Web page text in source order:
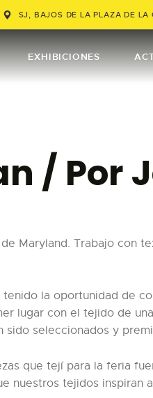
SJ, BAJOS DE LA PLAZA DE LA
EXHIBICIONES
TIQUETES
/ Por
Maryland. Trabajo con
la oportunidad de
lugar con el tejido de
sido seleccionados y
que tejí para la feria
nuestros tejidos inspiran